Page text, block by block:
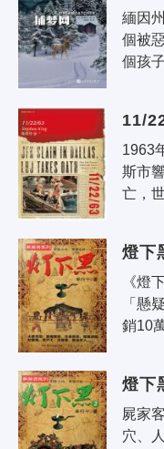
緬因
個被
個孩
11/
1963
斯市
亡，
殺..
燈下
《燈
「懸
銷10
樣..
燈下
屍家
穴、